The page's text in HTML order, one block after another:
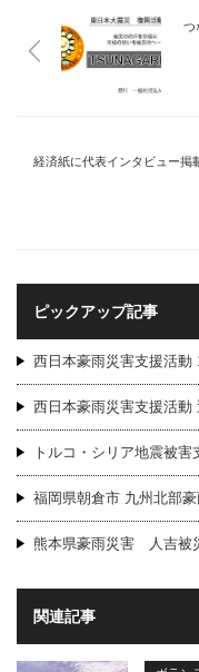
つ
経済紙に代表インタビュー掲
ピックアップ記事
西日本豪雨災害支援活動
西日本豪雨災害支援活
トルコ・シリア地震被害
福岡県朝倉市 九州北部
熊本県豪雨災害 人吉被
関連記事